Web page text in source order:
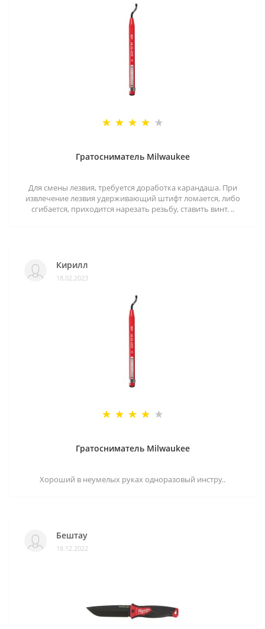
Гратосниматель Milwaukee
Для смены лезвия, требуется доработка карандаша. При
извлечение лезвия удерживающий штифт ломается, либо
сгибается, приходится нарезать резьбу, ставить винт. ..
Кирилл
18.02.2023
Гратосниматель Milwaukee
Хороший в неумелых руках одноразовый инстру..
Бештау
18.12.2022